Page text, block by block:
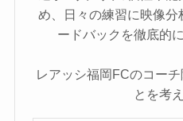
め、日々の練習に映像分
ードバックを徹底的
レアッシ福岡FCのコー
とを考